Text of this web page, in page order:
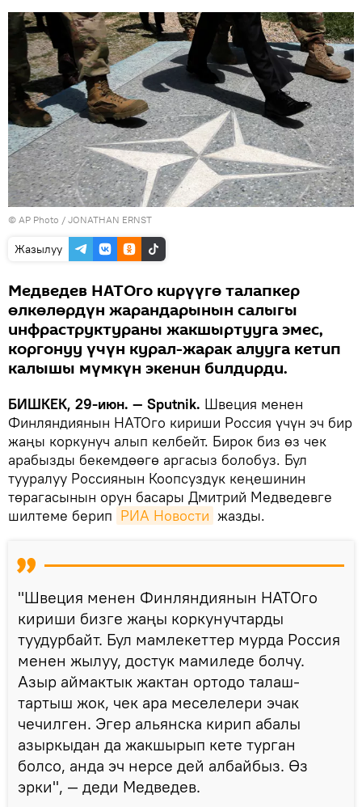
© AP Photo / JONATHAN ERNST
Жазылуу
Медведев НАТОго кирүүгө талапкер
өлкөлөрдүн жарандарынын салыгы
инфраструктураны жакшыртууга эмес,
коргонуу үчүн курал-жарак алууга кетип
калышы мүмкүн экенин билдирди.
БИШКЕК, 29-июн. — Sputnik. Швеция менен
Финляндиянын НАТОго кириши Россия үчүн эч бир
жаңы коркунуч алып келбейт. Бирок биз өз чек
арабызды бекемдөөгө аргасыз болобуз. Бул
тууралуу Россиянын Коопсуздук кеңешинин
төрагасынын орун басары Дмитрий Медведевге
шилтеме берип РИА Новости жазды.
"Швеция менен Финляндиянын НАТОго
кириши бизге жаңы коркунучтарды
туудурбайт. Бул мамлекеттер мурда Россия
менен жылуу, достук мамиледе болчу.
Азыр аймактык жактан ортодо талаш-
тартыш жок, чек ара меселелери эчак
чечилген. Эгер альянска кирип абалы
азыркыдан да жакшырып кете турган
болсо, анда эч нерсе дей албайбыз. Өз
эрки", — деди Медведев.